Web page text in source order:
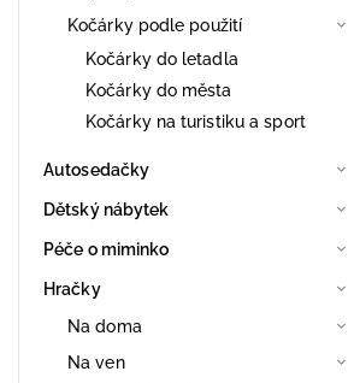
Kočárky podle použití
Kočárky do letadla
Kočárky do města
Kočárky na turistiku a sport
Autosedačky
Dětský nábytek
Péče o miminko
Hračky
Na doma
Na ven